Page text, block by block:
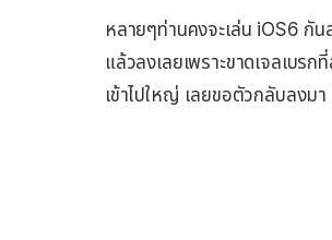
หลายๆท่านคงจะเล่น iOS6 กั
แล้วลงเลยเพราะขาดเจลเบ
เข้าไปใหญ่ เลยขอตัวกลับลงม